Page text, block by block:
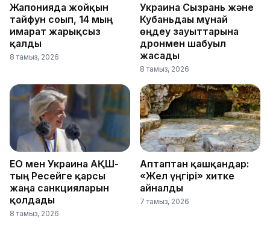
Жапонияда жойқын
тайфун соғып, 14 мың
ғимарат жарықсыз
қалды
8 тамыз, 2026
Украина Сызрань және
Кубаньдағы мұнай
өңдеу зауыттарына
дронмен шабуыл
жасады
8 тамыз, 2026
ЕО мен Украина АҚШ-
тың Ресейге қарсы
жаңа санкцияларын
қолдады
8 тамыз, 2026
Аптаптан қашқандар:
«Жел үңгірі» хитке
айналды
7 тамыз, 2026